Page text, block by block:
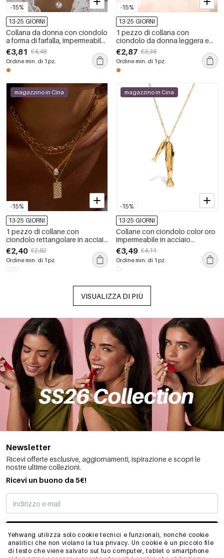
Yehwang utilizza solo cookie tecnici e funzionali, nonché cookie
analitici che non violano la tua privacy. Un cookie è un piccolo file
di testo che viene salvato sul tuo computer, tablet o smartphone
-15%
13-25 GIORNI
Collana da donna con ciondolo
a forma di farfalla, impermeabile,
in acciaio inossidabile color oro
e perla, romantica e dolce.
€3,81 €4,48
Ordine min. di 1 pz.
-15%
13-25 GIORNI
1 pezzo di collana con
ciondolo da donna leggera e
impermeabile color oro, in
acciaio inossidabile, a forma di
farfalla, serie romantica
€2,87 €3,38
Ordine min. di 1 pz.
-15%
magazzino in Cina
13-25 GIORNI
1 pezzo di collane con
ciondolo rettangolare in acciaio
inossidabile impermeabile color
oro da donna
€2,40 €2,82
Ordine min. di 1 pz.
-15%
magazzino in Cina
13-25 GIORNI
Collane con ciondolo color oro
impermeabile in acciaio
inossidabile a forma di pesce
€3,49 €4,11
Ordine min. di 1 pz.
VISUALIZZA DI PIÙ
Newsletter
Ricevi offerte esclusive, aggiornamenti, ispirazione e scopri le
nostre ultime collezioni.
Ricevi un buono da 5€!
MI STO REGISTRANDO